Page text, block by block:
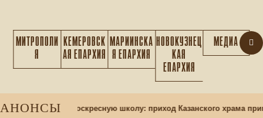
МИТРОПОЛИ
Я
КЕМЕРОВСК
АЯ ЕПАРХИЯ
МАРИИНСКА
Я ЕПАРХИЯ
НОВОКУЗНЕЦ
КАЯ
ЕПАРХИЯ
МЕДИА
АНОНСЫ
учащихся в воскресную школу: приход Казанского храма